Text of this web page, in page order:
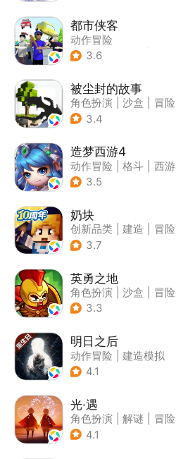
都市侠客
动作冒险
| 第一人称射击
3.6
被尘封的故事
角色扮演 沙盒
冒险
| 开放世界
3.4
造梦西游4
动作冒险 格斗
西游
| 横版过关
3.5
奶块
创新品类 建造
冒险
| 开放世界
3.7
英勇之地
角色扮演 沙盒
冒险
| steam游戏
3.3
明日之后
动作冒险
建造模拟
| 丧尸
4.1
光·遇
角色扮演 解谜
冒险
| 开放世界
4.1